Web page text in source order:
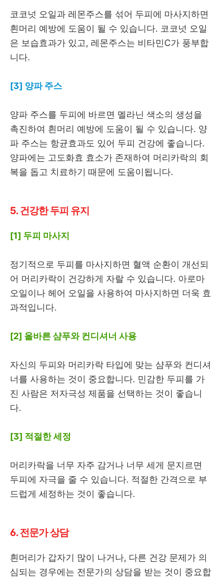
코코넛 오일과 레몬주스를 섞어 두피에 마사지하면
흰머리 예방에 도움이 될 수 있습니다. 코코넛 오일
은 보습효과가 있고, 레몬주스는 비타민C가 풍부합
니다.
[3] 양파 주스
양파 주스를 두피에 바르면 멜라닌 색소의 생성을
촉진하여 흰머리 예방에 도움이 될 수 있습니다. 양
파 주스는 항균효과도 있어 두피 건강에 좋습니다.
양파에는 고도화효 효소가 존재하여 머리카락의 회
복을 돕고 치료하기 때문에 도움이됩니다.
5. 건강한 두피 유지
[1] 두피 마사지
정기적으로 두피를 마사지하면 혈액 순환이 개선되
어 머리카락이 건강하게 자랄 수 있습니다. 아로마
오일이나 헤어 오일을 사용하여 마사지하면 더욱 효
과적입니다.
[2] 올바른 샴푸와 컨디셔너 사용
자신의 두피와 머리카락 타입에 맞는 샴푸와 컨디셔
너를 사용하는 것이 중요합니다. 민감한 두피를 가
진 사람은 저자극성 제품을 선택하는 것이 좋습니
다.
[3] 적절한 세정
머리카락을 너무 자주 감거나 너무 세게 문지르면
두피에 자극을 줄 수 있습니다. 적절한 간격으로 부
드럽게 세정하는 것이 좋습니다.
6. 전문가 상담
흰머리가 갑자기 많이 나거나, 다른 건강 문제가 의
심되는 경우에는 전문가의 상담을 받는 것이 중요합